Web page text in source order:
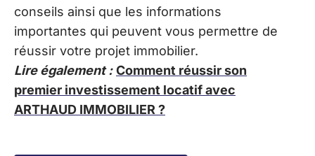
conseils ainsi que les informations
importantes qui peuvent vous permettre de
réussir votre projet immobilier.
Lire également : Comment réussir son
premier investissement locatif avec
ARTHAUD IMMOBILIER ?